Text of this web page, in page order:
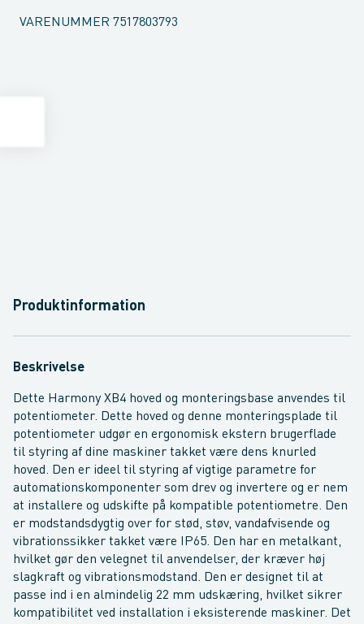
VARENUMMER 7517803793
Produktinformation
Beskrivelse
Dette Harmony XB4 hoved og monteringsbase anvendes til
potentiometer. Dette hoved og denne monteringsplade til
potentiometer udgør en ergonomisk ekstern brugerflade
til styring af dine maskiner takket være dens knurled
hoved. Den er ideel til styring af vigtige parametre for
automationskomponenter som drev og invertere og er nem
at installere og udskifte på kompatible potentiometre. Den
er modstandsdygtig over for stød, støv, vandafvisende og
vibrationssikker takket være IP65. Den har en metalkant,
hvilket gør den velegnet til anvendelser, der kræver høj
slagkraft og vibrationsmodstand. Den er designet til at
passe ind i en almindelig 22 mm udskæring, hvilket sikrer
kompatibilitet ved installation i eksisterende maskiner. Det